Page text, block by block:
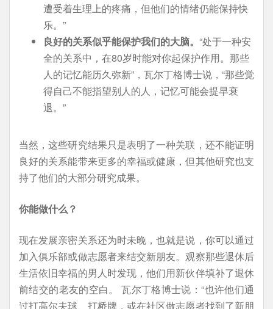
遭受着生理上的疼痛，但他们的情绪仍能保持快
乐。”
良好的关系似乎能保护我们的大脑。 “处于一种安
全的关系中，在80岁时能对你起保护作用。那些
人的记忆能历久弥新”，瓦尔丁格博士说，“那些觉
得自己不能指望别人的人，记忆可能会提早衰
退。”
当然，这些研究结果只是表明了一种关联，还不能证明
良好的关系能带来更多的幸福或健康，但其他研究也支
持了他们的大部分研究成果。
你能做什么？
现在发展亲密关系还为时未晚，也就是说，你可以通过
加入俱乐部或做志愿者来结交新朋友。观察那些退休后
生活依旧幸福的男人时发现，他们用新伙伴填补了退休
前结交的老友的空白。 瓦尔丁格博士说：“也许他们通
过打高尔夫球、打桥牌，或在社区做志愿者找到了新朋